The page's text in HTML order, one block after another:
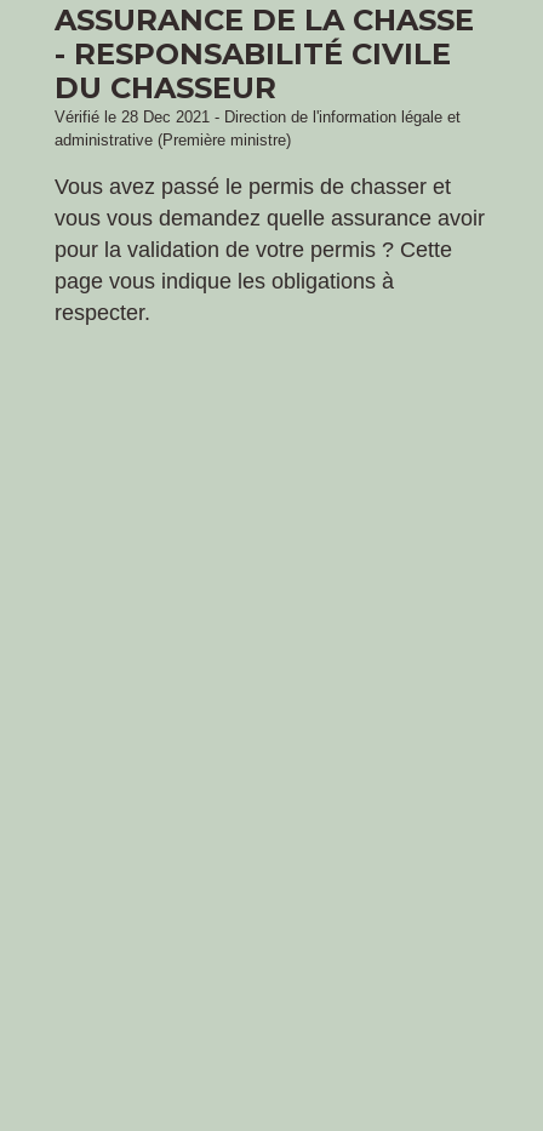
ASSURANCE DE LA CHASSE
- RESPONSABILITÉ CIVILE
DU CHASSEUR
Vérifié le 28 Dec 2021 - Direction de l'information légale et
administrative (Première ministre)
Vous avez passé le permis de chasser et
vous vous demandez quelle assurance avoir
pour la validation de votre permis ? Cette
page vous indique les obligations à
respecter.